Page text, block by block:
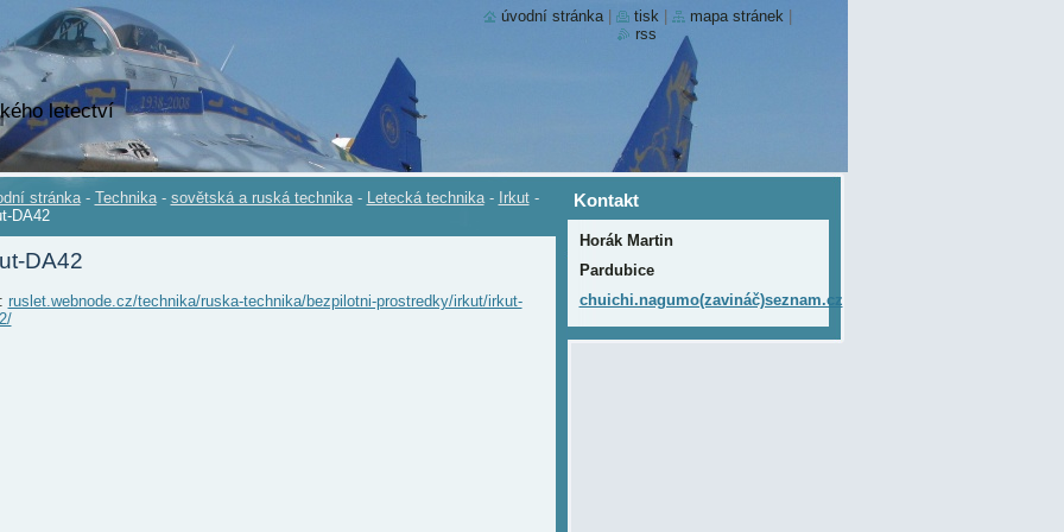
letectví
stránka - Technika - sovětská a ruská technika - Letecká technika - Irkut -
DA42
DA42
ruslet.webnode.cz/technika/ruska-technika/bezpilotni-prostredky/irkut/irkut-
Kontakt
Horák Martin
Pardubice
chuichi.nagumo(zavináč)seznam.cz
úvodní stránka tisk mapa stránek
rss